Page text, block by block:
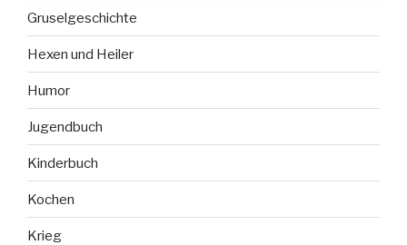
Gruselgeschichte
Hexen und Heiler
Humor
Jugendbuch
Kinderbuch
Kochen
Krieg